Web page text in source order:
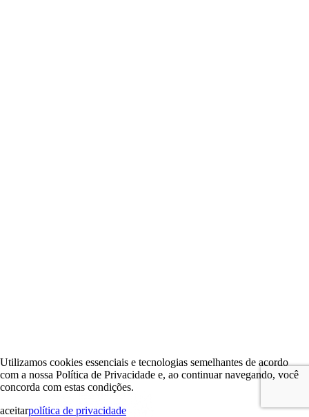
Utilizamos cookies essenciais e tecnologias semelhantes de acordo
com a nossa Política de Privacidade e, ao continuar navegando, você
concorda com estas condições.
aceitarpolítica de privacidade